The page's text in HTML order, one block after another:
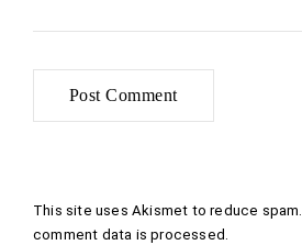
This site uses Akismet to reduce spam.
comment data is processed .